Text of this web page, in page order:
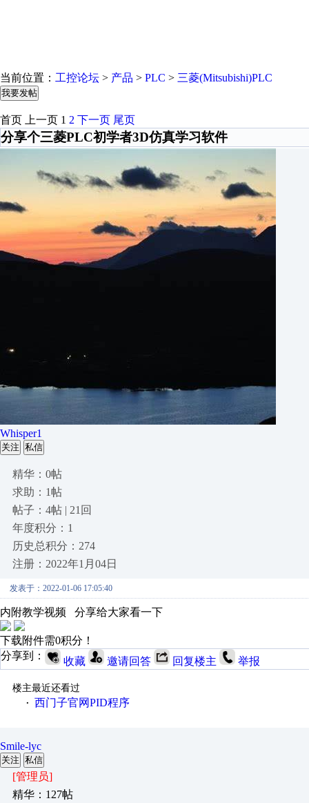
当前位置： 工控论坛 > 产品 > PLC > 三菱(Mitsubishi)PLC
我要发帖
首页 上一页 1 2 下一页 尾页
分享个三菱PLC初学者3D仿真学习软件
Whisper1
关注 私信
精华：0帖
求助：1帖
帖子：4帖 | 21回
年度积分：1
历史总积分：274
注册：2022年1月04日
发表于：2022-01-06 17:05:40
内附教学视频 分享给大家看一下
下载附件需0积分！
分享到：
收藏 邀请回答 回复楼主 举报
楼主最近还看过
· 西门子官网PID程序
Smile-lyc
关注 私信
[管理员]
精华：127帖